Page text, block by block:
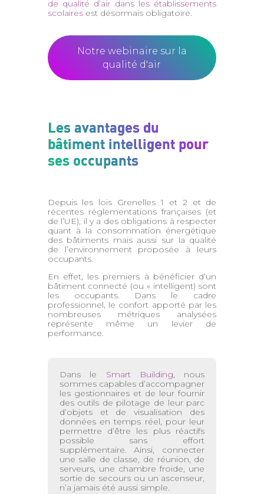
de qualité d’air dans les établissements
scolairesest désormais obligatoire.
Notre webinaire sur la
qualité d'air
Les avantages du
bâtiment intelligent pour
ses occupants
Depuis les lois Grenelles 1 et 2 et de
récentes réglementations françaises (et
de l’UE), il y a des obligations à respecter
quant à la consommation énergétique
des bâtiments mais aussi sur la qualité
de l’environnement proposée à leurs
occupants.
En effet, les premiers à bénéficier d’un
bâtiment connecté (ou « intelligent) sont
les occupants. Dans le cadre
professionnel, le confort apporté par les
nombreuses métriques analysées
représente même un levier de
performance.
Dans le Smart Building, nous
sommes capables d’accompagner
les gestionnaires et de leur fournir
des outils de pilotage de leur parc
d’objets et de visualisation des
données en temps réel, pour leur
permettre d’être les plus réactifs
possible sans effort
supplémentaire. Ainsi, connecter
une salle de classe, de réunion, de
serveurs, une chambre froide, une
sortie de secours ou un ascenseur,
n’a jamais été aussi simple.